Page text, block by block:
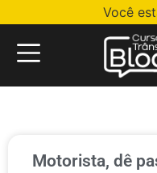
Você
Motorista, dê